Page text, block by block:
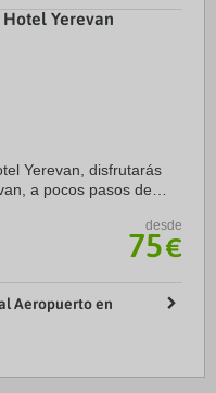
Yerevan
Yerevan, disfrutarás
a pocos pasos de
desde
75€
Aeropuerto en